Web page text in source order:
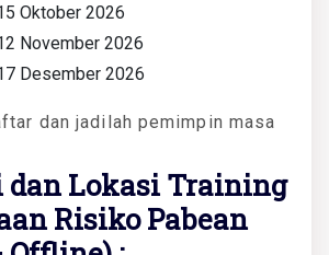
Oktober 2026
November 2026
Desember 2026
dan jadilah pemimpin masa
dan Lokasi Training
Risiko Pabean